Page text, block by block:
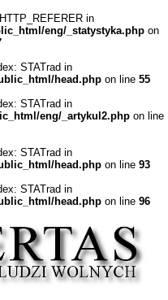
in
eng/_statystyka.php on
STATrad in
head.phpon line 55
STATrad in
eng/_artykul2.php on line
STATrad in
head.phpon line 93
STATrad in
head.phpon line 96